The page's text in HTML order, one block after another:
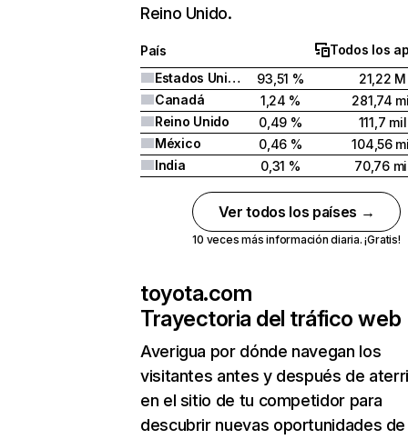
Reino Unido.
País
Todos los
Estados Unidos
93,51 %
21,22 M
Canadá
1,24 %
281,74
Reino Unido
0,49 %
111,7 mil
México
0,46 %
104,56
India
0,31 % 70,76
Ver todos los países →
10 veces más información diaria. ¡Gratis!
toyota.com
Trayectoria del tráfico web
Averigua por dónde navegan los
visitantes antes y después de
en el sitio de tu competidor para
descubrir nuevas oportunidades de